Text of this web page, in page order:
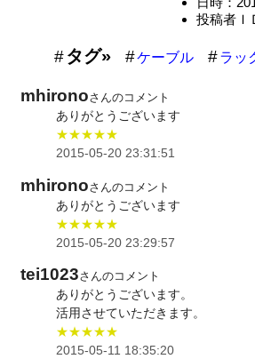
投稿者Ｉ
タグ» ケーブル ラッ
mhironoさんのコメント
ありがとうございます
★★★★★
2015-05-20 23:31:51
mhironoさんのコメント
ありがとうございます
★★★★★
2015-05-20 23:29:57
tei1023さんのコメント
ありがとうございます。
活用させていただきます。
★★★★★
2015-05-11 18:35:20